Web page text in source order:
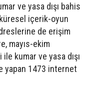
ve yasa dışı bahis
içerik-oyun
de erişim
mayıs-ekim
kumar ve yasa dışı
yapan 1473 internet